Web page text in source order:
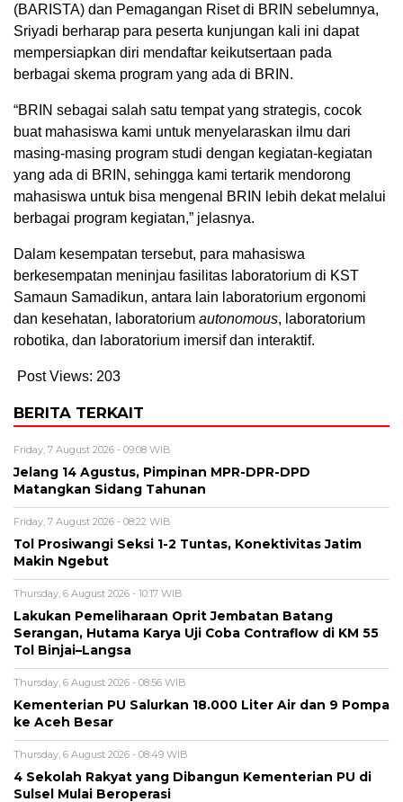
(BARISTA) dan Pemagangan Riset di BRIN sebelumnya,
Sriyadi berharap para peserta kunjungan kali ini dapat
mempersiapkan diri mendaftar keikutsertaan pada
berbagai skema program yang ada di BRIN.
“BRIN sebagai salah satu tempat yang strategis, cocok
buat mahasiswa kami untuk menyelaraskan ilmu dari
masing-masing program studi dengan kegiatan-kegiatan
yang ada di BRIN, sehingga kami tertarik mendorong
mahasiswa untuk bisa mengenal BRIN lebih dekat melalui
berbagai program kegiatan,” jelasnya.
Dalam kesempatan tersebut, para mahasiswa
berkesempatan meninjau fasilitas laboratorium di KST
Samaun Samadikun, antara lain laboratorium ergonomi
dan kesehatan, laboratorium autonomous, laboratorium
robotika, dan laboratorium imersif dan interaktif.
Post Views: 203
BERITA TERKAIT
Friday, 7 August 2026 - 09:08 WIB
Jelang 14 Agustus, Pimpinan MPR-DPR-DPD
Matangkan Sidang Tahunan
Friday, 7 August 2026 - 08:22 WIB
Tol Prosiwangi Seksi 1-2 Tuntas, Konektivitas Jatim
Makin Ngebut
Thursday, 6 August 2026 - 10:17 WIB
Lakukan Pemeliharaan Oprit Jembatan Batang
Serangan, Hutama Karya Uji Coba Contraflow di KM 55
Tol Binjai–Langsa
Thursday, 6 August 2026 - 08:56 WIB
Kementerian PU Salurkan 18.000 Liter Air dan 9 Pompa
ke Aceh Besar
Thursday, 6 August 2026 - 08:49 WIB
4 Sekolah Rakyat yang Dibangun Kementerian PU di
Sulsel Mulai Beroperasi